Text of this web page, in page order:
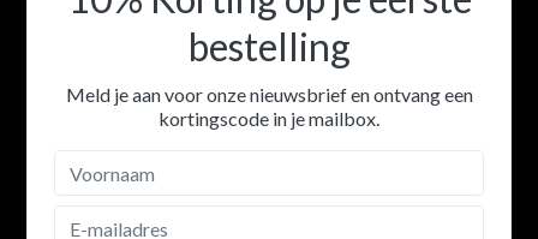
bestelling
Meld je aan voor onze nieuwsbrief en ontvang een
kortingscode in je mailbox.